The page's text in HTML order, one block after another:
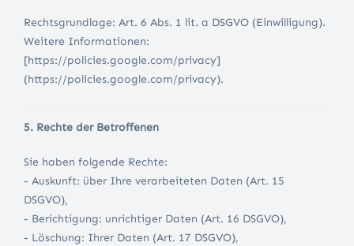
Rechtsgrundlage: Art. 6 Abs. 1 lit. a DSGVO (Einwilligung).
Weitere Informationen:
[https://policies.google.com/privacy]
(https://policies.google.com/privacy).
5. Rechte der Betroffenen
Sie haben folgende Rechte:
- Auskunft: über Ihre verarbeiteten Daten (Art. 15
DSGVO),
- Berichtigung: unrichtiger Daten (Art. 16 DSGVO),
- Löschung: Ihrer Daten (Art. 17 DSGVO),